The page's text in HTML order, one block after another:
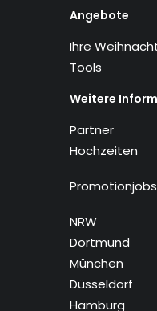
Angebote
Ihre
Tools
Weitere
Partner
Hochzeiten
NRW
Dortmund
München
Düsseldorf
Hamburg